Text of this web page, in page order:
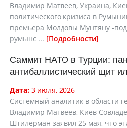
Владимир Матвеев, Украина,
политического кризиса в
премьера Молдовы Мунтяну -
румынс ... Подробности
Саммит НАТО в Турции:
антибаллистический щит
Дата: 3 июля, 2026
Системный аналитик в области
Владимир Матвеев, Киев
Штилерман заявил 25 мая, что